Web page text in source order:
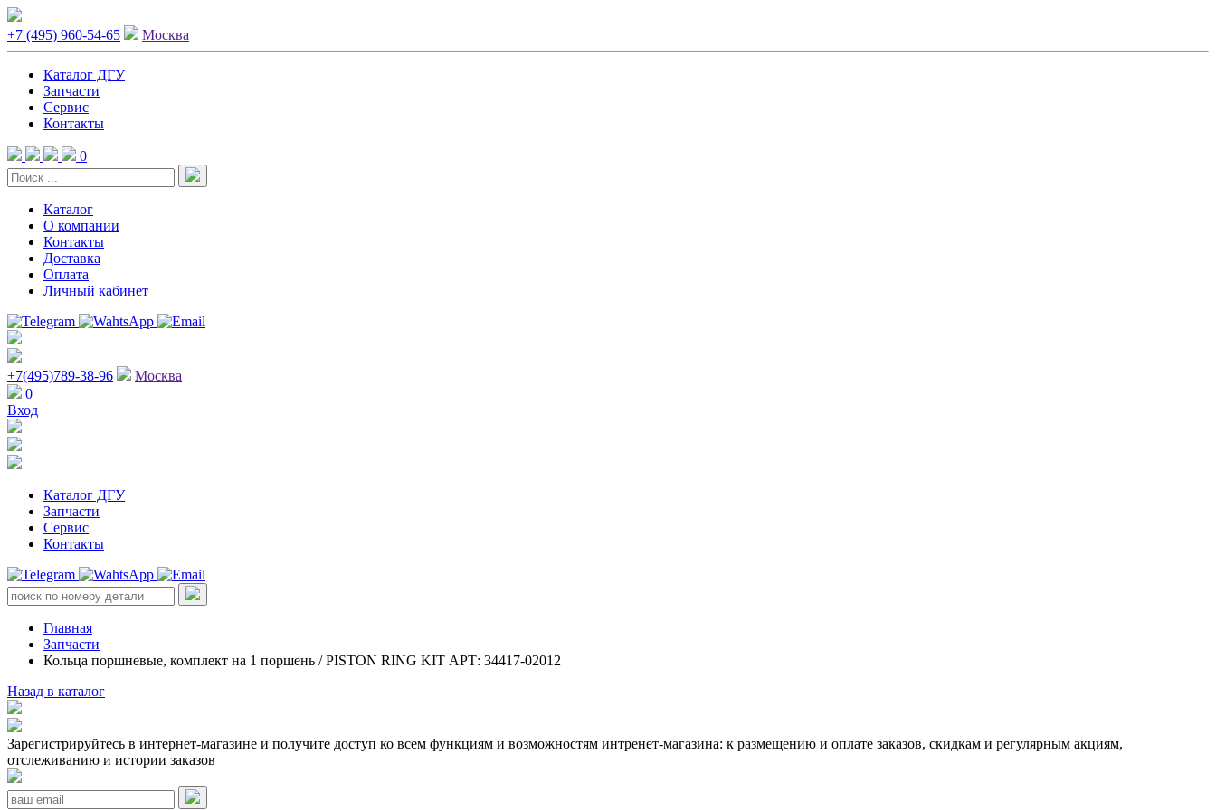
+7 (495) 960-54-65 Москва
Каталог ДГУ
Запчасти
Сервис
Контакты
0
Каталог
О компании
Контакты
Доставка
Оплата
Личный кабинет
+7(495)789-38-96
Москва
0
Вход
Каталог ДГУ
Запчасти
Сервис
Контакты
Главная
Запчасти
Кольца поршневые, комплект на 1 поршень / PISTON RING KIT АРТ: 34417-02012
Назад в каталог
Зарегистрируйтесь в интернет-магазине и получите доступ ко всем функциям и возможностям интренет-магазина: к размещению и оплате заказов, скидкам и регулярным акциям,
отслеживанию и истории заказов